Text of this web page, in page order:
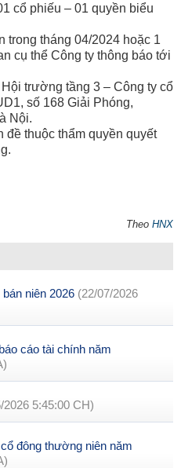
phiếu – 01 quyền biểu
tháng 04/2024 hoặc 1
cụ thể Công ty thông báo tới
trường tầng 3 – Công ty cổ
số 168 Giải Phóng,
Nội.
thuộc thẩm quyền quyết
Theo HNX
niên 2026 (22/07/2026
cáo tài chính năm
2026 5:45:00 CH)
đông thường niên năm